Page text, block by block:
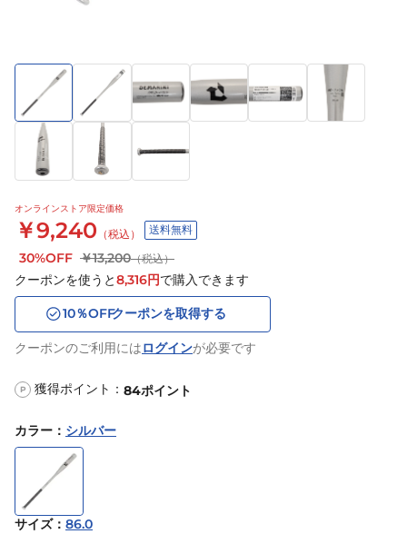
オンラインストア限定価格
￥9,240 （税込） 送料無料
30%OFF ￥13,200（税込）
クーポンを使うと8,316円で購入できます
10％OFFクーポンを取得する
クーポンのご利用にはログインが必要です
P 獲得ポイント： 84ポイント
カラー ： シルバー
サイズ： 86.0